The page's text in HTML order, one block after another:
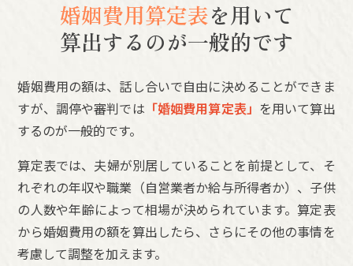
婚姻費用算定表を用いて
算出するのが一般的です
婚姻費用の額は、話し合いで自由に決めることができま
すが、調停や審判では 「婚姻費用算定表」 を用いて算出
するのが一般的です。
算定表では、夫婦が別居していることを前提として、そ
れぞれの年収や職業（自営業者か給与所得者か）、子供
の人数や年齢によって相場が決められています。算定表
から婚姻費用の額を算出したら、さらにその他の事情を
考慮して調整を加えます。